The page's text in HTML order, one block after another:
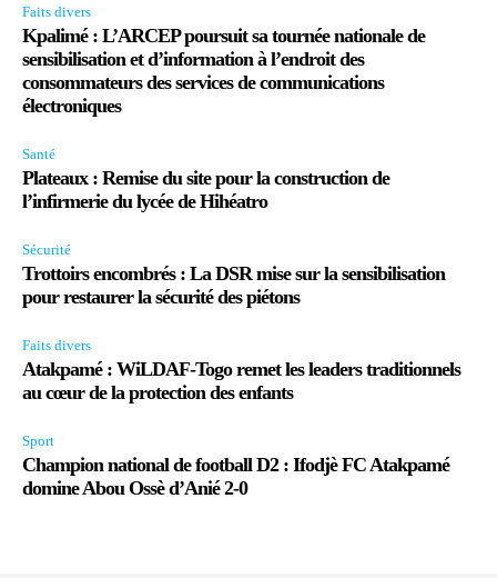
Faits divers
Kpalimé : L’ARCEP poursuit sa tournée nationale de
sensibilisation et d’information à l’endroit des
consommateurs des services de communications
électroniques
Santé
Plateaux : Remise du site pour la construction de
l’infirmerie du lycée de Hihéatro
Sécurité
Trottoirs encombrés : La DSR mise sur la sensibilisation
pour restaurer la sécurité des piétons
Faits divers
Atakpamé : WiLDAF-Togo remet les leaders traditionnels
au cœur de la protection des enfants
Sport
Champion national de football D2 : Ifodjè FC Atakpamé
domine Abou Ossè d’Anié 2-0